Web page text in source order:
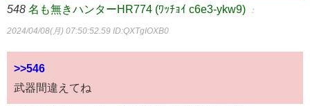
548 名も無きハンターHR774 (ﾜｯﾁｮｲ c6e3-ykw9) ：
2024/04/08(月) 07:50:52.59 ID:QXTgIOXB0
>>546
武器間違えてね